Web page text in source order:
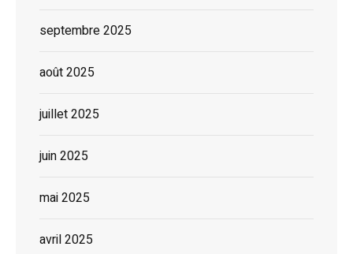
septembre 2025
août 2025
juillet 2025
juin 2025
mai 2025
avril 2025